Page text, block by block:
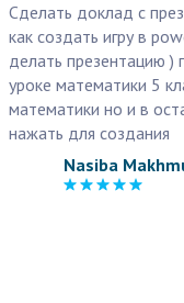
Сделать доклад с
как создать игру в
делать презентацию )
уроке математики 5
математики но и в
нажать для создания
Nasiba